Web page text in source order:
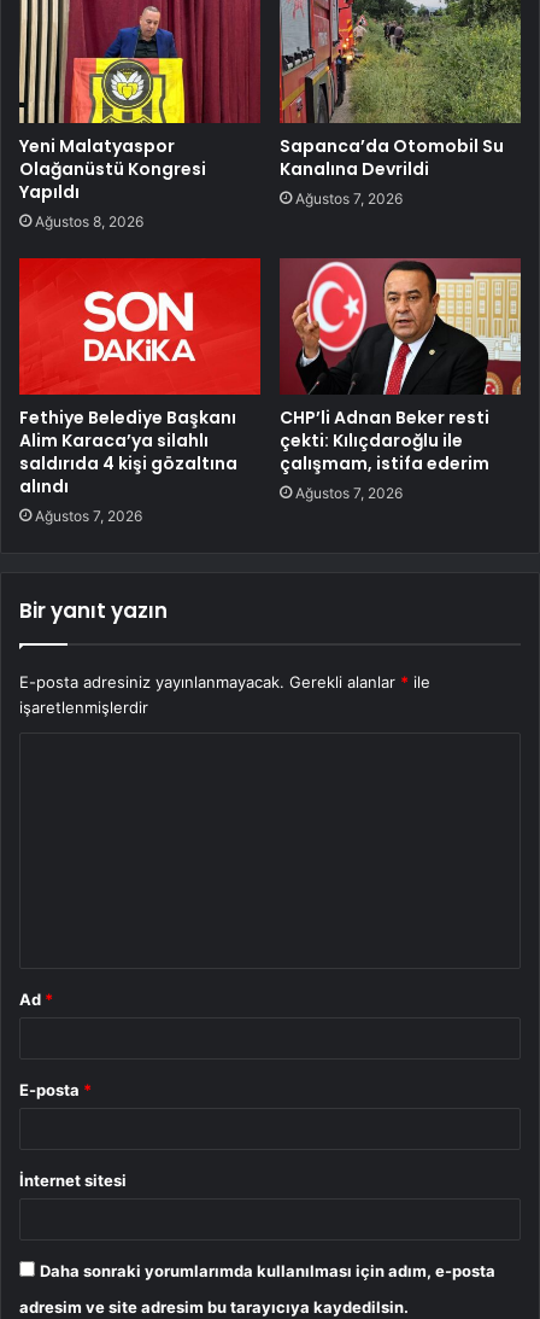
Yeni Malatyaspor
Olağanüstü Kongresi
Yapıldı
Ağustos 8, 2026
Sapanca’da Otomobil Su
Kanalına Devrildi
Ağustos 7, 2026
Fethiye Belediye Başkanı
Alim Karaca’ya silahlı
saldırıda 4 kişi gözaltına
alındı
Ağustos 7, 2026
CHP’li Adnan Beker resti
çekti: Kılıçdaroğlu ile
çalışmam, istifa ederim
Ağustos 7, 2026
Bir yanıt yazın
E-posta adresiniz yayınlanmayacak. Gerekli alanlar * ile
işaretlenmişlerdir
Ad *
E-posta *
İnternet sitesi
Daha sonraki yorumlarımda kullanılması için adım, e-posta
adresim ve site adresim bu tarayıcıya kaydedilsin.